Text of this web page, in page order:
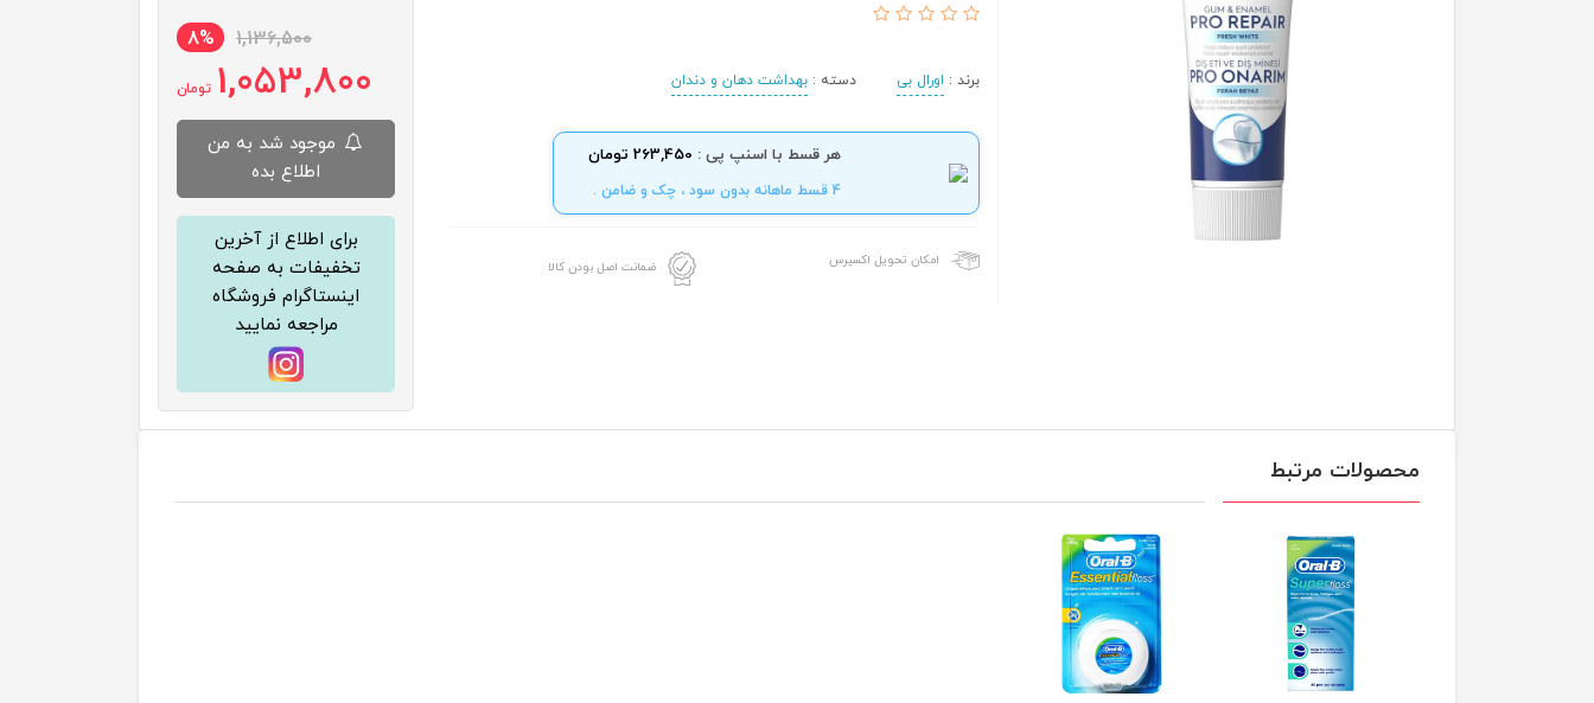
برند : اورال بی دسته :بهداشت دهان و دندان
هر قسط با اسنپ پی : 263,450 تومان
4 قسط ماهانه بدون سود ، چک و ضامن .
امکان تحویل اکسپرس ضمانت اصل بودن کالا
1,136,500
8%
1,053,800 تومان
موجود شد به من
اطلاع بده
برای اطلاع از آخرین
تخفیفات به صفحه
اینستاگرام فروشگاه
مراجعه نمایید
محصولات مرتبط